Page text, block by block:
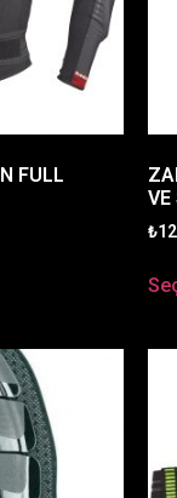
FULL
VE
₺